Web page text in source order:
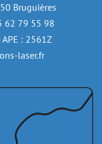
Bruguières
62 79 55 98
: 2561Z
laser.fr